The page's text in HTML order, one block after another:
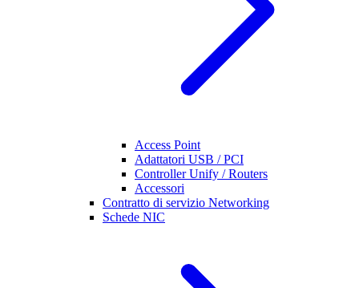
Access Point
Adattatori USB / PCI
Controller Unify / Routers
Accessori
Contratto di servizio Networking
Schede NIC